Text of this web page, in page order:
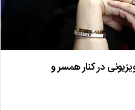
در کنار همسر و